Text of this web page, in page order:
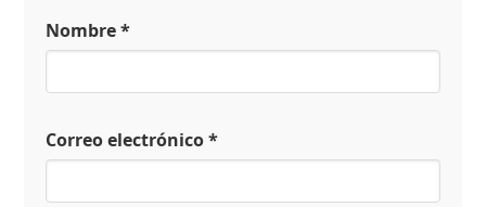
Nombre*
Correo electrónico*